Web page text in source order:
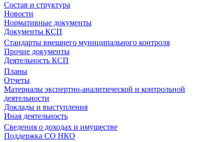
Состав и структура
Новости
Нормативные документы
Документы КСП
Стандарты внешнего муниципального контроля
Прочие документы
Деятельность КСП
Планы
Отчеты
Материалы экспертно-аналитической и контрольной
деятельности
Доклады и выступления
Иная деятельность
Сведения о доходах и имуществе
Поддержка СО НКО